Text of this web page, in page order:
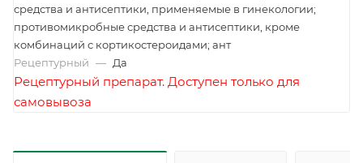
средства и антисептики, применяемые в гинекологии;
противомикробные средства и антисептики, кроме
комбинаций с кортикостероидами; ант
Рецептурный — Да
Рецептурный препарат. Доступен только для
самовывоза